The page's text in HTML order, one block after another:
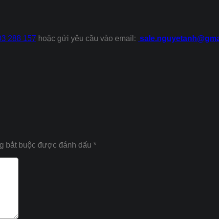
288 157 hoặc gửi yêu cầu vào email:
bắt buộc được đánh dấu *